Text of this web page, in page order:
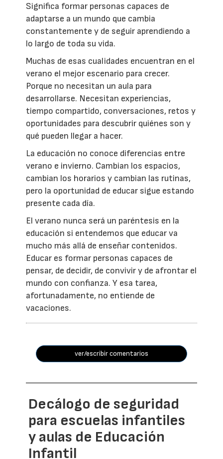
Significa formar personas capaces de
adaptarse a un mundo que cambia
constantemente y de seguir aprendiendo a
lo largo de toda su vida.
Muchas de esas cualidades encuentran en el
verano el mejor escenario para crecer.
Porque no necesitan un aula para
desarrollarse. Necesitan experiencias,
tiempo compartido, conversaciones, retos y
oportunidades para descubrir quiénes son y
qué pueden llegar a hacer.
La educación no conoce diferencias entre
verano e invierno. Cambian los espacios,
cambian los horarios y cambian las rutinas,
pero la oportunidad de educar sigue estando
presente cada día.
El verano nunca será un paréntesis en la
educación si entendemos que educar va
mucho más allá de enseñar contenidos.
Educar es formar personas capaces de
pensar, de decidir, de convivir y de afrontar el
mundo con confianza. Y esa tarea,
afortunadamente, no entiende de
vacaciones.
ver/escribir comentarios
Decálogo de seguridad
para escuelas infantiles
y aulas de Educación
Infantil